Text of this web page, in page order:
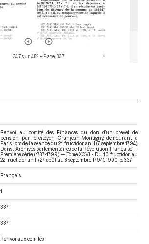
347 sur 452 • Page 337
Renvoi au comité des Finances du don d’un brevet de
pension par le citoyen Granjean-Montigny, demeurant à
Paris, lors de la séance du 21 fructidor an II (7 septembre 1794).
Dans : Archives parlementaires de la Révolution Française —
Première série (1787-1799) — Tome XCVI - Du 10 fructidor au
22 fructidor an II (27 août au 8 septembre 1794) . 1990. p. 337.
Français
1
337
337
Renvoi aux comités